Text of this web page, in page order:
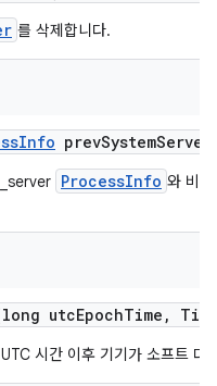
를 삭제합니다.
Info prevSystemServer
ProcessInfo 와 비
utcEpochTime ,
시간 이후 기기가 소프트 다